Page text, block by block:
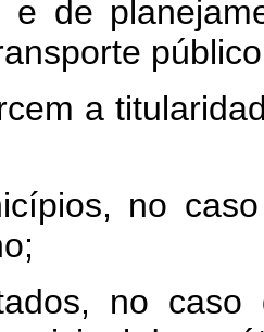
e de
a
no
no caso